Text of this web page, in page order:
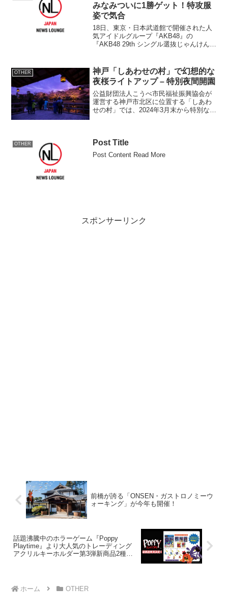
みなみついに1勝ゲット！特攻服
姿で気合
18日、東京・日本武道館で開催された人
気アイドルグループ『AKB48』の
『AKB48 29th シングル選抜じゃんけん大
み（21、チームAキャプテン）が対戦し...
OTHER
神戸「しあわせの村」で幻想的な
夜桜ライトアップ – 特別夜間開園
公益財団法人こうべ市民福祉振興協会が
運営する神戸市北区に位置する「しあわ
せの村」では、2024年3月末から特別な夜
曜)か...
OTHER Post Title
Post Content Read More
スポンサーリンク
前橋が誇る「ONSEN・ガストロノミーウ
ォーキング」が今年も開催！
話題沸騰中のホラーゲーム『Poppy
Playtime』より大人気のトレーディング
アクリルキーホルダー第3弾新商品2種が
ホーム OTHER